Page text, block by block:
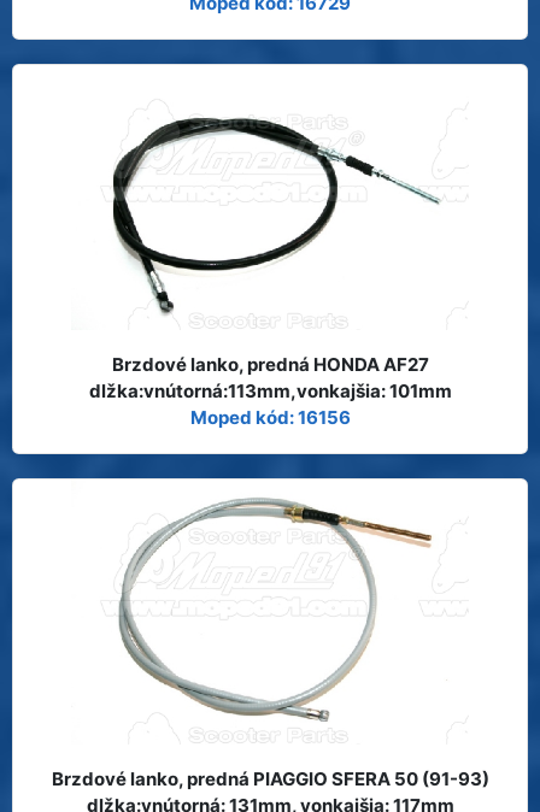
Brzdové lanko, predná HONDA AF27
dlžka:vnútorná:113mm,vonkajšia: 101mm
Moped kód: 16156
Brzdové lanko, predná PIAGGIO SFERA 50 (91-93)
dlžka:vnútorná: 131mm, vonkajšia: 117mm